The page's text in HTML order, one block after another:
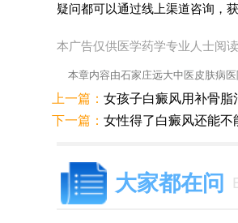
疑问都可以通过线上渠道咨询，
本广告仅供医学药学专业人士阅
本章内容由石家庄远大中医皮肤病
上一篇： 女孩子白癜风用补骨脂
下一篇： 女性得了白癜风还能不
大家都在问